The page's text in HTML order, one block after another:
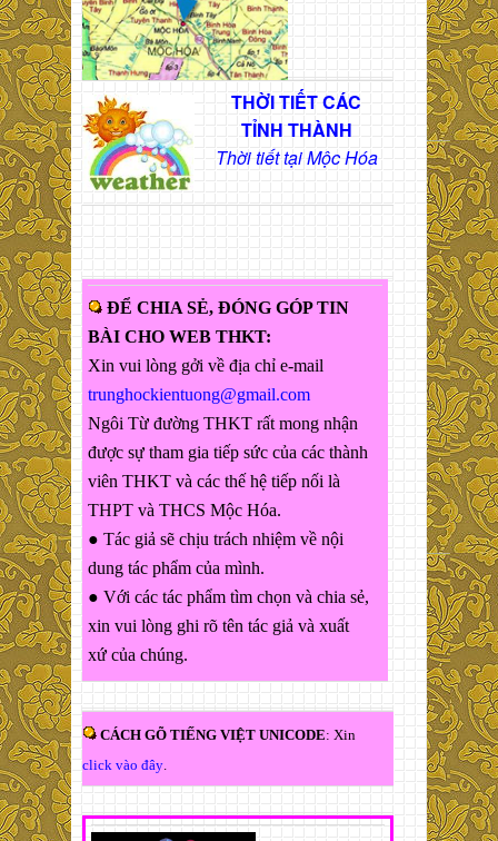
THỜI TIẾT CÁC
TỈNH THÀNH
Thời tiết tại Mộc Hóa
ĐỂ CHIA SẺ, ĐÓNG GÓP TIN
BÀI CHO WEB THKT:
Xin vui lòng gởi về địa chỉ e-mail
trunghockientuong@gmail.com
Ngôi Từ đường THKT rất mong nhận
được sự tham gia tiếp sức của các thành
viên THKT và các thế hệ tiếp nối là
THPT và THCS Mộc Hóa.
● Tác giả sẽ chịu trách nhiệm về nội
dung tác phẩm của mình.
● Với các tác phẩm tìm chọn và chia sẻ,
xin vui lòng ghi rõ tên tác giả và xuất
xứ của chúng.
CÁCH GÕ TIẾNG VIỆT UNICODE: Xin
click vào đây